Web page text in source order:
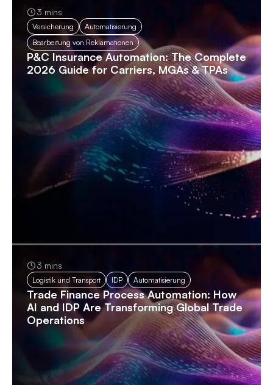
3 mins
Versicherung
Automatisierung
Bearbeitung von Reklamationen
P&C Insurance Automation: The Complete
2026 Guide for Carriers, MGAs & TPAs
3 mins
Logistik und Transport IDP Automatisierung
Trade Finance Process Automation: How
AI and IDP Are Transforming Global Trade
Operations